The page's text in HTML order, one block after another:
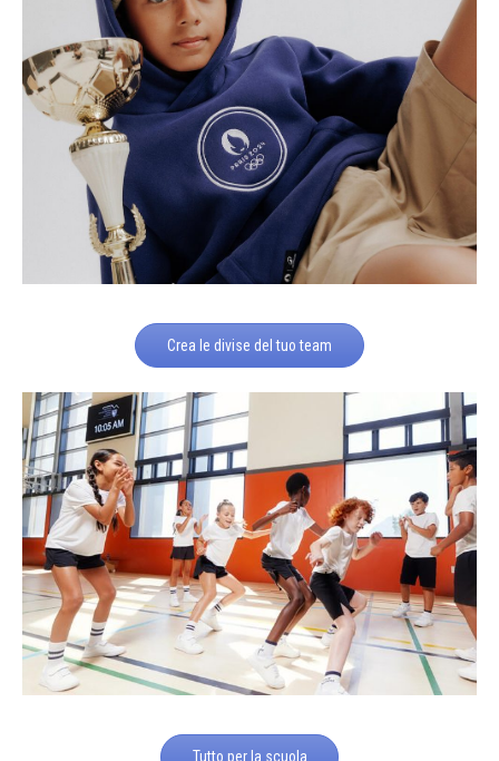
Crea le divise del tuo team
Tutto per la scuola